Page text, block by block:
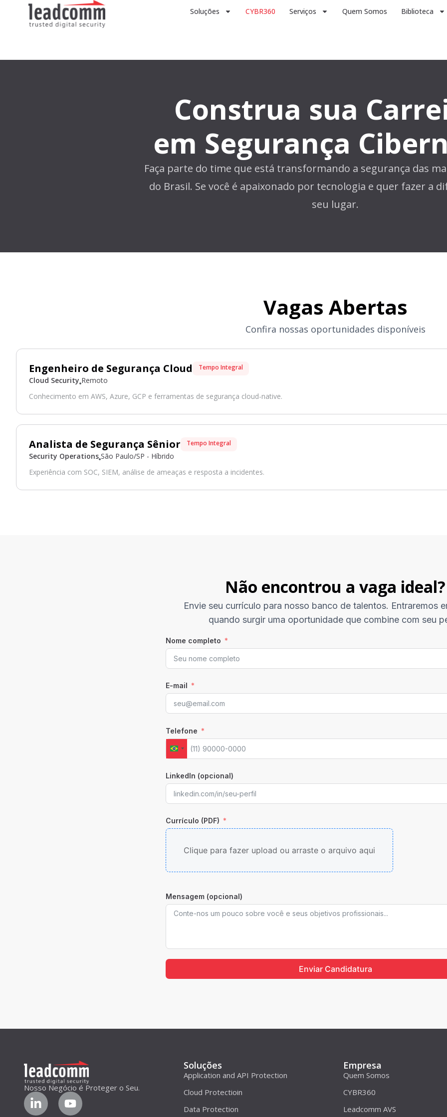
Soluções CYBR360 Serviços Quem Somos Biblioteca
Construa sua
em Segurança
Faça parte do time que está transformando a segurança das
do Brasil. Se você é apaixonado por tecnologia e quer fazer a
seu lugar.
Vagas Abertas
Confira nossas oportunidades disponíveis
Engenheiro de Segurança Cloud Tempo Integral
Cloud Security Remoto
Conhecimento em AWS, Azure, GCP e ferramentas de segurança cloud-native.
Analista de Segurança Sênior Tempo Integral
Security Operations São Paulo/SP - Híbrido
Experiência com SOC, SIEM, análise de ameaças e resposta a incidentes.
Não encontrou a vaga ideal?
Envie seu currículo para nosso banco de talentos. Entraremos
quando surgir uma oportunidade que combine com seu
Nome completo
E-mail
Telefone
Brazil +55
LinkedIn (opcional)
Currículo (PDF)
Clique para fazer upload ou arraste o arquivo aqui
Mensagem (opcional)
Enviar Candidatura
Nosso Negócio é Proteger o Seu.
Soluções
Application and API Protection
Cloud Protectioin
Data Protection
Empresa
Quem Somos
CYBR360
Leadcomm AVS